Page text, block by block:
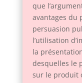
que
avantages du
persuasion
l’utilisation
la
desquelles le
sur le produit